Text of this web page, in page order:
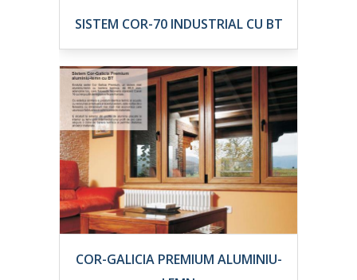
SISTEM COR-70 INDUSTRIAL CU BT
COR-GALICIA PREMIUM ALUMINIU-